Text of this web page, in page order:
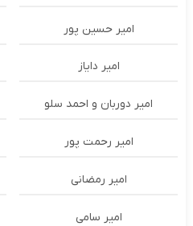
امیر حسین پور
امیر دایاز
امیر دوربان و احمد سلو
امیر رحمت پور
امیر رمضانی
امیر سامی